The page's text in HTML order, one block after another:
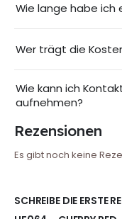
Wie lange habe ich
Wer trägt die
Wie kann ich
aufnehmen?
Rezensionen
Es gibt noch keine
SCHREIBE DIE ERSTE